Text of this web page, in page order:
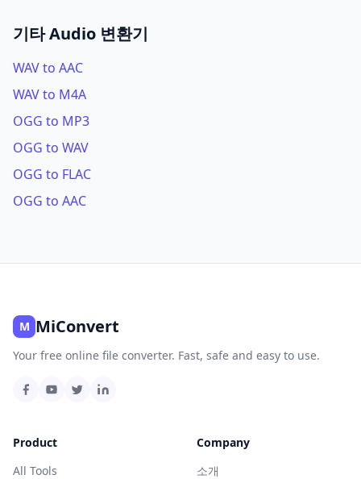
기타 Audio 변환기
WAV to AAC
WAV to M4A
OGG to MP3
OGG to WAV
OGG to FLAC
OGG to AAC
M MiConvert
Your free online file converter. Fast, safe and easy to use.
Product
All Tools
Company
소개